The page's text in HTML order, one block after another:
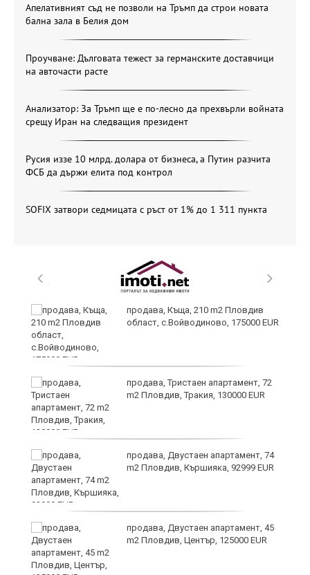
Апелативният съд не позволи на Тръмп да строи новата
бална зала в Белия дом
Проучване: Дълговата тежест за германските доставчици
на авточасти расте
Анализатор: За Тръмп ще е по-лесно да прехвърли войната
срещу Иран на следващия президент
Русия иззе 10 млрд. долара от бизнеса, а Путин разчита
ФСБ да държи елита под контрол
SOFIX затвори седмицата с ръст от 1% до 1 311 пункта
продава, Къща, 210 m2 Пловдив
област, с.Войводиново, 175000 EUR
продава, Тристаен апартамент, 72
m2 Пловдив, Тракия, 130000 EUR
продава, Двустаен апартамент, 74
m2 Пловдив, Кършияка, 92999 EUR
продава, Двустаен апартамент, 45
m2 Пловдив, Център, 125000 EUR